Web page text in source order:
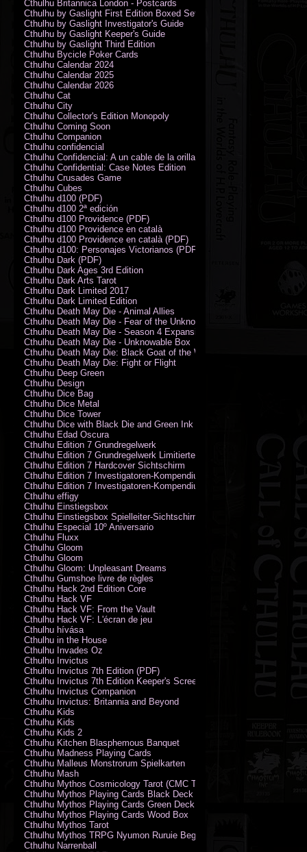
Cthulhu Britannica London - Postcards
Cthulhu by Gaslight First Edition Boxed Set
Cthulhu by Gaslight Investigator's Guide
Cthulhu by Gaslight Keeper's Guide
Cthulhu by Gaslight Third Edition
Cthulhu Bycicle Poker Cards
Cthulhu Calendar 2024
Cthulhu Calendar 2025
Cthulhu Calendar 2026
Cthulhu Cat
Cthulhu City
Cthulhu Collector's Edition Monopoly
Cthulhu Coming Soon
Cthulhu Companion
Cthulhu confidencial
Cthulhu Confidencial: A un cable de la orilla (PDF)
Cthulhu Confidential: Case Notes Edition
Cthulhu Crusades Game
Cthulhu Cubes
Cthulhu d100 (PDF)
Cthulhu d100 2ª edición
Cthulhu d100 Providence (PDF)
Cthulhu d100 Providence en català
Cthulhu d100 Providence en català (PDF)
Cthulhu d100: Personajes Victorianos (PDF)
Cthulhu Dark (PDF)
Cthulhu Dark Ages 3rd Edition
Cthulhu Dark Arts Tarot
Cthulhu Dark Limited 2017
Cthulhu Dark Limited Edition
Cthulhu Death May Die - Animal Allies
Cthulhu Death May Die - Fear of the Unknown
Cthulhu Death May Die - Season 4 Expansion
Cthulhu Death May Die - Unknowable Box
Cthulhu Death May Die: Black Goat of the Woods
Cthulhu Death May Die: Fight or Flight
Cthulhu Deep Green
Cthulhu Design
Cthulhu Dice Bag
Cthulhu Dice Metal
Cthulhu Dice Tower
Cthulhu Dice with Black Die and Green Ink
Cthulhu Edad Oscura
Cthulhu Edition 7 Grundregelwerk
Cthulhu Edition 7 Grundregelwerk Limitierte Edition
Cthulhu Edition 7 Hardcover Sichtschirm
Cthulhu Edition 7 Investigatoren-Kompendium
Cthulhu Edition 7 Investigatoren-Kompendium Limitierte Edition
Cthulhu effigy
Cthulhu Einstiegsbox
Cthulhu Einstiegsbox Spielleiter-Sichtschirm
Cthulhu Especial 10º Aniversario
Cthulhu Fluxx
Cthulhu Gloom
Cthulhu Gloom
Cthulhu Gloom: Unpleasant Dreams
Cthulhu Gumshoe livre de règles
Cthulhu Hack 2nd Edition Core
Cthulhu Hack VF
Cthulhu Hack VF: From the Vault
Cthulhu Hack VF: L'écran de jeu
Cthulhu hívása
Cthulhu in the House
Cthulhu Invades Oz
Cthulhu Invictus
Cthulhu Invictus 7th Edition (PDF)
Cthulhu Invictus 7th Edition Keeper's Screen
Cthulhu Invictus Companion
Cthulhu Invictus: Britannia and Beyond
Cthulhu Kids
Cthulhu Kids
Cthulhu Kids 2
Cthulhu Kitchen Blasphemous Banquet
Cthulhu Madness Playing Cards
Cthulhu Malleus Monstrorum Spielkarten
Cthulhu Mash
Cthulhu Mythos Cosmicology Tarot (CMC Tarot - Old Whispers)
Cthulhu Mythos Playing Cards Black Deck
Cthulhu Mythos Playing Cards Green Deck
Cthulhu Mythos Playing Cards Wood Box
Cthulhu Mythos Tarot
Cthulhu Mythos TRPG Nyumon Ruruie Beginners
Cthulhu Narrenball